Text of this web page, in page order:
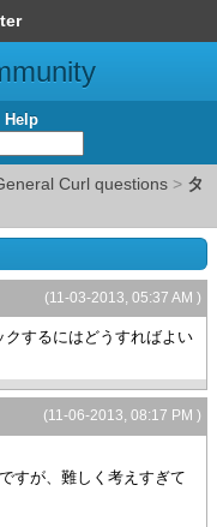
Help
Curl questions > タ
(11-03-2013, 05:37 AM )
するにはどうすればよい
(11-06-2013, 08:17 PM )
すが、難しく考えすぎて